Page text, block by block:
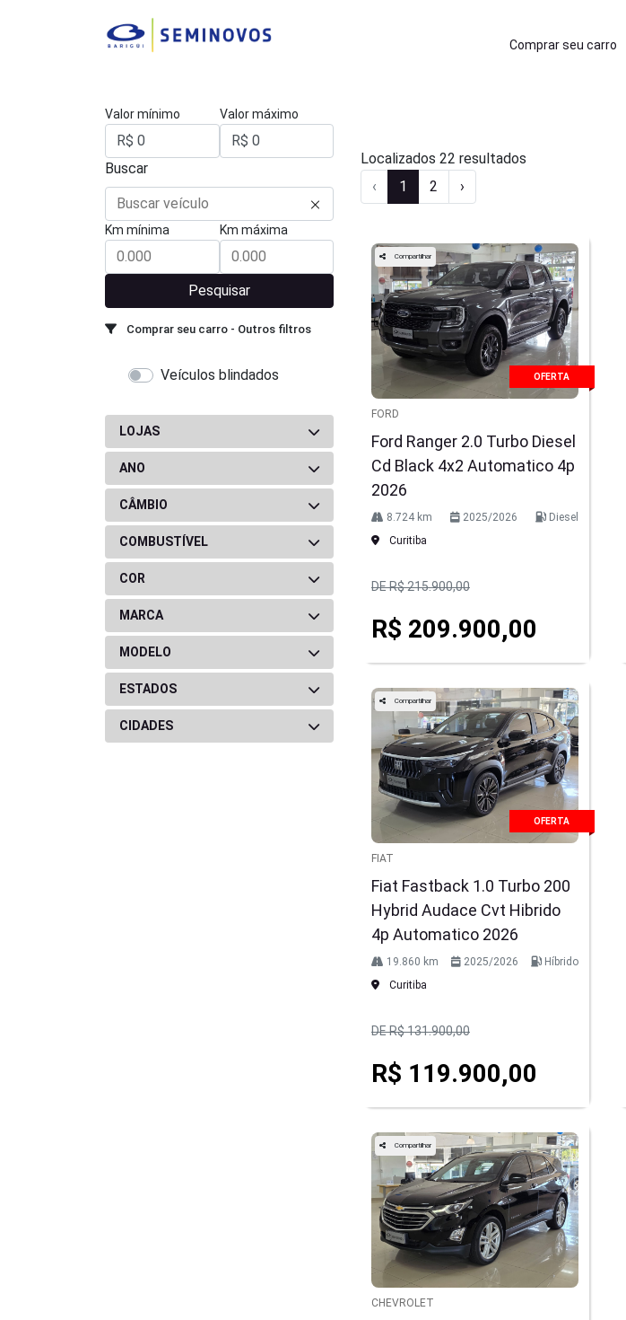
Comprar seu carro
Valor mínimo Valor máximo
Buscar
Km mínima Km máxima
Pesquisar
Comprar seu carro - Outros filtros
Veículos blindados
LOJAS
ANO
CÂMBIO
COMBUSTÍVEL
COR
MARCA
MODELO
ESTADOS
CIDADES
Localizados 22 resultados
‹
1 2 ›
OFERTA
Compartilhar
FORD
Ford Ranger 2.0 Turbo Diesel
Cd Black 4x2 Automatico 4p
2026
8.724 km 2025/2026
Diesel
Curitiba
DE R$ 215.900,00
R$ 209.900,00
OFERTA
Compartilhar
FIAT
Fiat Fastback 1.0 Turbo 200
Hybrid Audace Cvt Hibrido
4p Automatico 2026
19.860 km 2025/2026
Híbrido
Curitiba
DE R$ 131.900,00
R$ 119.900,00
Compartilhar
CHEVROLET